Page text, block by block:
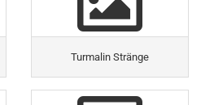
Turmalin Stränge